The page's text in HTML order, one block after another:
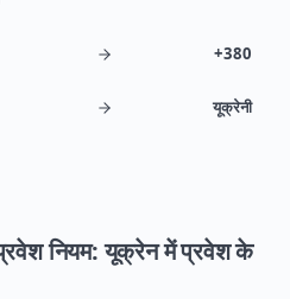
+380
यूक्रेनी
नियम: यूक्रेन में प्रवेश के